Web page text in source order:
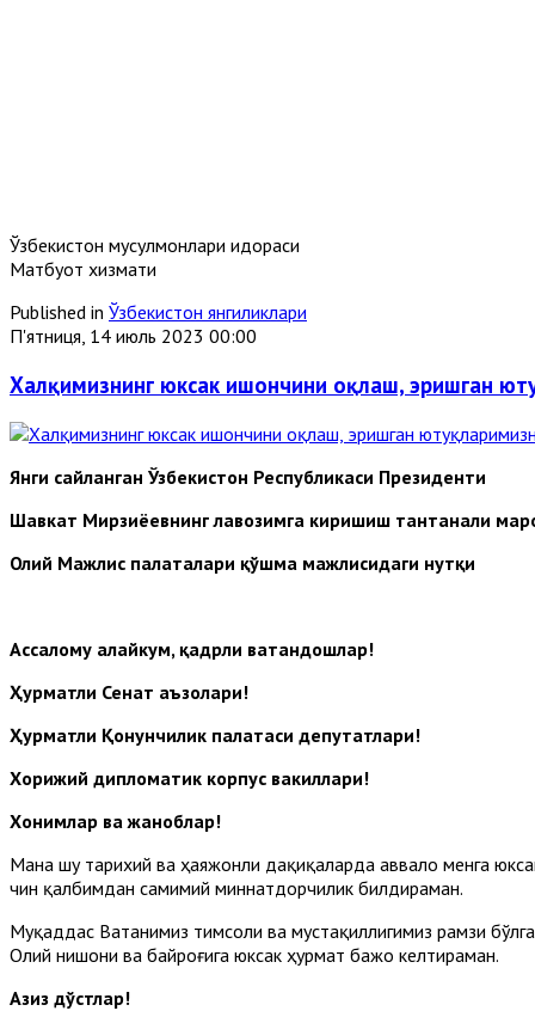
Ўзбекистон мусулмонлари идораси
Матбуот хизмати
Published in Ўзбекистон янгиликлари
П'ятниця, 14 июль 2023 00:00
Халқимизнинг юксак ишончини оқлаш, эришган
Янги сайланган Ўзбекистон Республикаси Президенти
Шавкат Мирзиёевнинг лавозимга киришиш тантанали
Олий Мажлис палаталари қўшма мажлисидаги нутқи
Ассалому алайкум, қадрли ватандошлар!
Ҳурматли Сенат аъзолари!
Ҳурматли Қонунчилик палатаси депутатлари!
Хорижий дипломатик корпус вакиллари!
Хонимлар ва жаноблар!
Мана шу тарихий ва ҳаяжонли дақиқаларда аввало менга
чин қалбимдан самимий миннатдорчилик билдираман.
Муқаддас Ватанимиз тимсоли ва мустақиллигимиз рамзи
Олий нишони ва байроғига юксак ҳурмат бажо келтираман.
Азиз дўстлар!